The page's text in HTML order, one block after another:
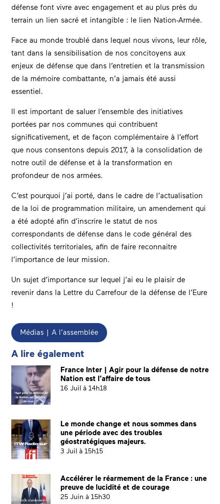
défense font vivre avec engagement et au plus près du
terrain un lien sacré et intangible : le lien Nation-Armée.
Face au monde troublé dans lequel nous vivons, leur rôle,
tant dans la sensibilisation de nos concitoyens aux
enjeux de défense que dans l’entretien et la transmission
de la mémoire combattante, n’a jamais été aussi
essentiel.
Il est important de saluer l’ensemble des initiatives
portées par nos communes qui contribuent
significativement, et de façon complémentaire à l’effort
que nous consentons depuis 2017, à la consolidation de
notre outil de défense et à la transformation en
profondeur de nos armées.
C’est pourquoi j’ai porté, dans le cadre de l’actualisation
de la loi de programmation militaire, un amendement qui
a été adopté afin d’inscrire le statut de nos
correspondants de défense dans le code général des
collectivités territoriales, afin de faire reconnaitre
l’importance de leur mission.
Un sujet d’importance sur lequel j’ai eu le plaisir de
revenir dans la Lettre du Carrefour de la défense de l’Eure
!
Médias | A l’assemblée
A lire également
France Inter | Agir pour la défense de notre
Nation est l’affaire de tous
16 Juil à 14h18
Le monde change et nous sommes dans
une période avec des troubles
géostratégiques majeurs.
3 Juil à 15h15
Accélérer le réarmement de la France : une
preuve de lucidité et de courage
25 Juin à 15h30